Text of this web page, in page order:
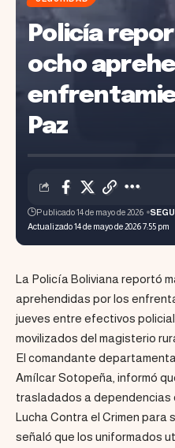
Policía
ocho
Paz
Actualizado 14 de mayo de 2026 7:55 pm
Publicado 14 de mayo de 2026
La Policía Boliviana reportó
aprehendidas por los
jueves entre efectivos
movilizados del magisterio
El comandante
Amílcar Sotopeña, informó
trasladados a dependencias
Lucha Contra el Crimen para
señaló que los uniformados